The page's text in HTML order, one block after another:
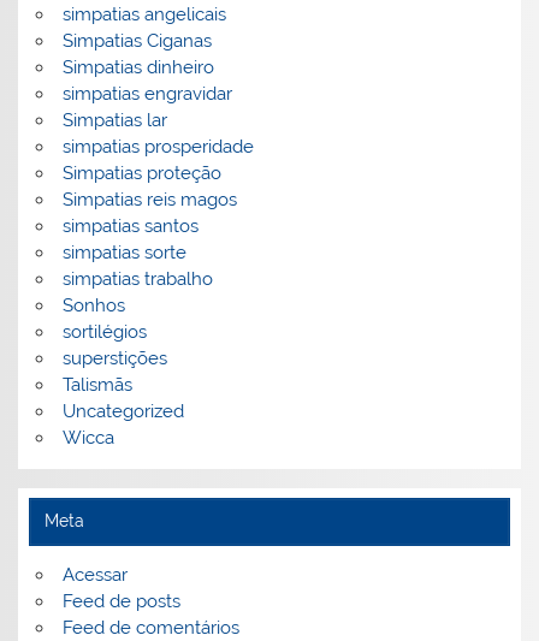
simpatias angelicais
Simpatias Ciganas
Simpatias dinheiro
simpatias engravidar
Simpatias lar
simpatias prosperidade
Simpatias proteção
Simpatias reis magos
simpatias santos
simpatias sorte
simpatias trabalho
Sonhos
sortilégios
superstições
Talismãs
Uncategorized
Wicca
Meta
Acessar
Feed de posts
Feed de comentários